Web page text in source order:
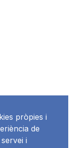
pròpies i
de
i